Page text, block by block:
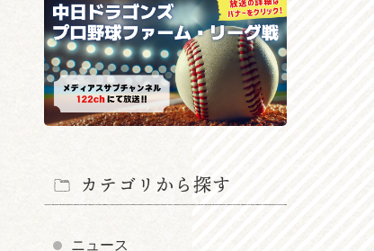
カテゴリから探す
ニュース